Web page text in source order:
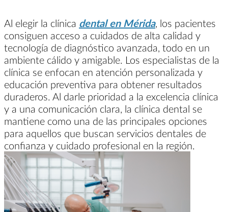
Al elegir la clínica dental en Mérida, los pacientes
consiguen acceso a cuidados de alta calidad y
tecnología de diagnóstico avanzada, todo en un
ambiente cálido y amigable. Los especialistas de la
clínica se enfocan en atención personalizada y
educación preventiva para obtener resultados
duraderos. Al darle prioridad a la excelencia clínica
y a una comunicación clara, la clínica dental se
mantiene como una de las principales opciones
para aquellos que buscan servicios dentales de
confianza y cuidado profesional en la región.